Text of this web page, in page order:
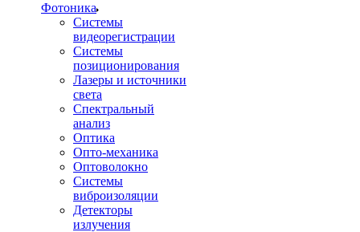
Фотоника
Cистемы
видеорегистрации
Системы
позиционирования
Лазеры и источники
света
Спектральный
анализ
Оптика
Опто-механика
Оптоволокно
Системы
виброизоляции
Детекторы
излучения